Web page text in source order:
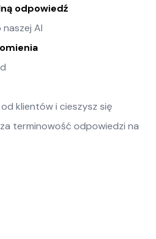
odpowiedź
AI
klientów i cieszysz się
terminowość odpowiedzi na